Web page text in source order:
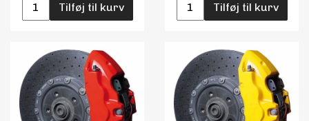
Tilføj til kurv Tilføj til kurv